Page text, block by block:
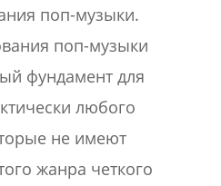
поп-музыки.
поп-музыки
фундамент для
любого
не имеют
жанра четкого